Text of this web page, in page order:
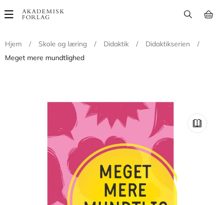
Main
Hjem
/ Skole og læring / Didaktik / Didaktikserien
/
Meget mere mundtlighed